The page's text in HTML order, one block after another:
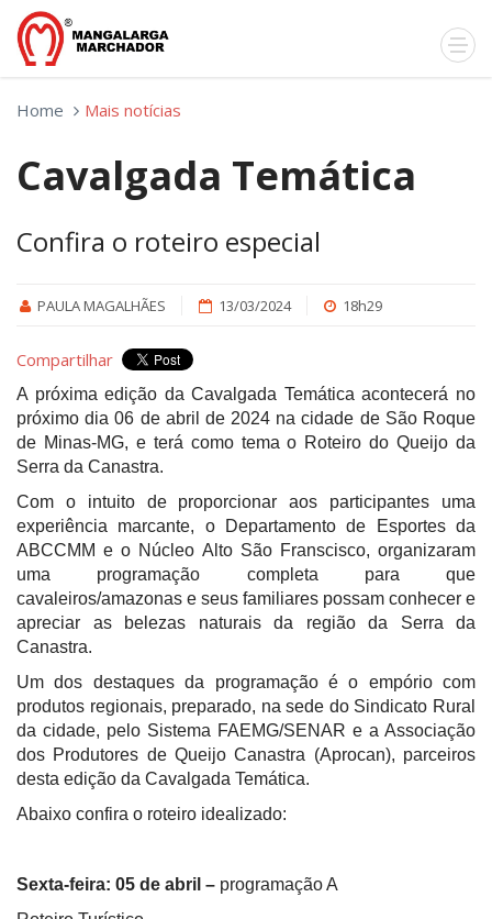
Home Mais notícias
Cavalgada Temática
Confira o roteiro especial
PAULA MAGALHÃES 13/03/2024 18h29
Compartilhar
A próxima edição da Cavalgada Temática acontecerá no
próximo dia 06 de abril de 2024 na cidade de São Roque
de Minas-MG, e terá como tema o Roteiro do Queijo da
Serra da Canastra.
Com o intuito de proporcionar aos participantes uma
experiência marcante, o Departamento de Esportes da
ABCCMM e o Núcleo Alto São Franscisco, organizaram
uma programação completa para que
cavaleiros/amazonas e seus familiares possam conhecer e
apreciar as belezas naturais da região da Serra da
Canastra.
Um dos destaques da programação é o empório com
produtos regionais, preparado, na sede do Sindicato Rural
da cidade, pelo Sistema FAEMG/SENAR e a Associação
dos Produtores de Queijo Canastra (Aprocan), parceiros
desta edição da Cavalgada Temática.
Abaixo confira o roteiro idealizado:
Sexta-feira: 05 de abril – programação A